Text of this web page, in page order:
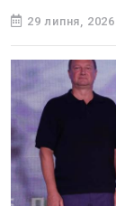
29 липня, 2026